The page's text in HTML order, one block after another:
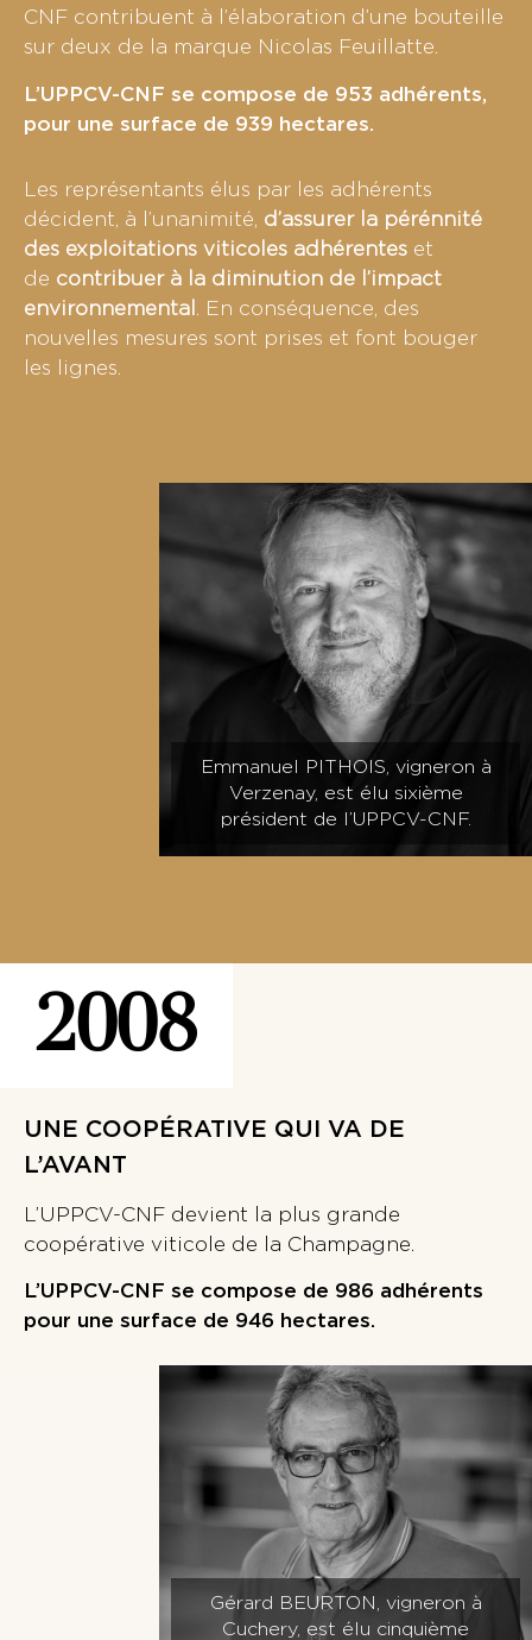
Emmanuel PITHOIS, vigneron à
Verzenay, est élu sixième
président de l’UPPCV-CNF.
CNF contribuent à l’élaboration d’une bouteille
sur deux de la marque Nicolas Feuillatte.
L’UPPCV-CNF se compose de 953 adhérents,
pour une surface de 939 hectares.
Les représentants élus par les adhérents
décident, à l’unanimité, d’assurer la pérénnité
des exploitations viticoles adhérentes et
de contribuer à la diminution de l’impact
environnemental
. En conséquence, des
nouvelles mesures sont prises et font bouger
les lignes.
2008
UNE COOPÉRATIVE QUI VA DE
L’AVANT
L’UPPCV-CNF devient la plus grande
coopérative viticole de la Champagne.
L’UPPCV-CNF se compose de 986 adhérents
pour une surface de 946 hectares.
Gérard BEURTON, vigneron à
Cuchery, est élu cinquième